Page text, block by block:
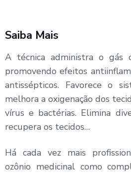
Saiba Mais
A técnica administra o gás
promovendo efeitos
antis­sépticos. Favorece o
melhora a oxigenação dos
vírus e bactérias. Elimina
recupera os tecidos…
Há cada vez mais
ozônio medicinal como